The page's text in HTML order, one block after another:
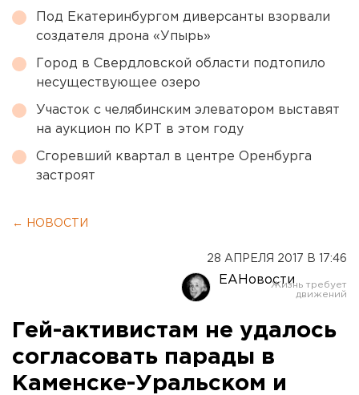
Под Екатеринбургом диверсанты взорвали
создателя дрона «Упырь»
Город в Свердловской области подтопило
несуществующее озеро
Участок с челябинским элеватором выставят
на аукцион по КРТ в этом году
Сгоревший квартал в центре Оренбурга
застроят
← НОВОСТИ
28 АПРЕЛЯ 2017 В 17:46
ЕАНовости
Гей-активистам не удалось
согласовать парады в
Каменске-Уральском и